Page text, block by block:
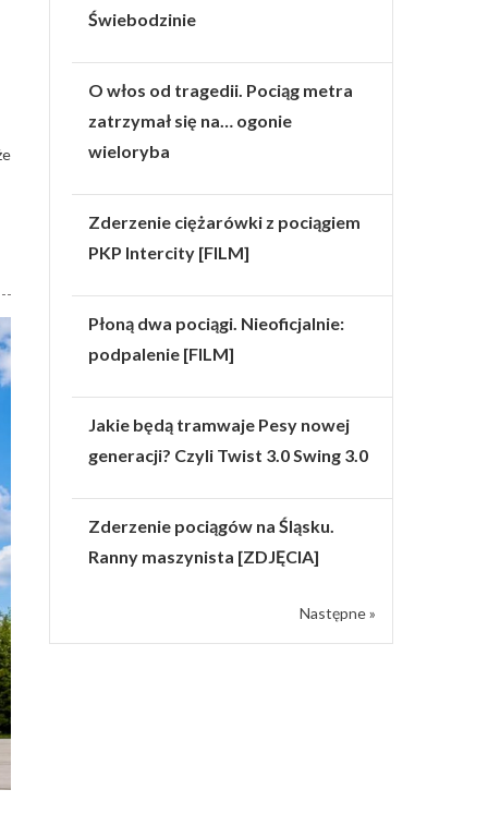
Świebodzinie
O włos od tragedii. Pociąg metra
zatrzymał się na… ogonie
wieloryba
Zderzenie ciężarówki z pociągiem
PKP Intercity [FILM]
Płoną dwa pociągi. Nieoficjalnie:
podpalenie [FILM]
Jakie będą tramwaje Pesy nowej
generacji? Czyli Twist 3.0 Swing 3.0
Zderzenie pociągów na Śląsku.
Ranny maszynista [ZDJĘCIA]
Następne »